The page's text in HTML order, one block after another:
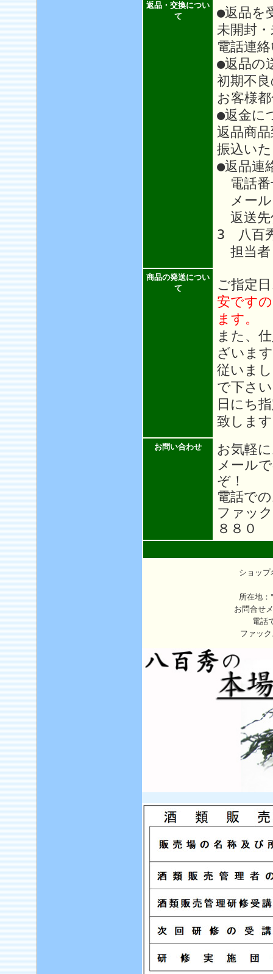
返品・交換につい
て
●返品を
未開封
電話連
●返品の
初期不
お客様
●返金に
返品商
振込い
●返品連
電話番
メー
返送先
3 八百
担当
商品の発送につい
て
ご指定
安です
ます。
また、
ざいま
従いま
で下さ
日にち
致しま
お問い合わせ
お気軽
メール
ぞ！
電話で
ファッ
８８０
ショッ
所在地
お問合せ
電話
ファッ